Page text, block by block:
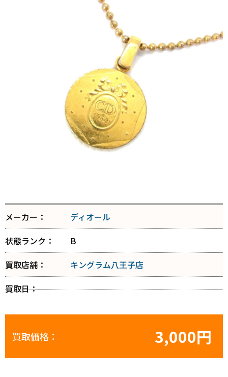
メーカー：
ディオール
状態ランク：
B
買取店舗：
キングラム八王子店
買取日：
買取価格： 3,000円